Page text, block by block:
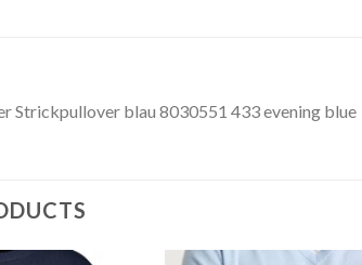
Strickpullover blau 8030551 433 evening blue